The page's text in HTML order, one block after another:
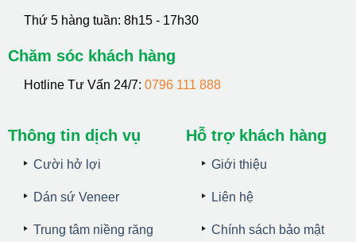
Thứ 5 hàng tuần: 8h15 - 17h30
Chăm sóc khách hàng
Hotline Tư Vấn 24/7: 0796 111 888
Thông tin dịch vụ
Cười hở lợi
Dán sứ Veneer
Trung tâm niềng răng
Hỗ trợ khách hàng
Giới thiệu
Liên hệ
Chính sách bảo mật